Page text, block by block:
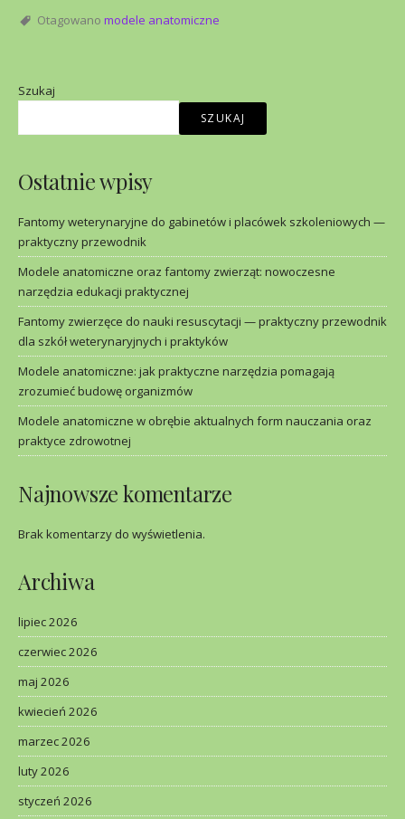
Otagowano modele anatomiczne
Szukaj
SZUKAJ
Ostatnie wpisy
Fantomy weterynaryjne do gabinetów i placówek szkoleniowych —
praktyczny przewodnik
Modele anatomiczne oraz fantomy zwierząt: nowoczesne
narzędzia edukacji praktycznej
Fantomy zwierzęce do nauki resuscytacji — praktyczny przewodnik
dla szkół weterynaryjnych i praktyków
Modele anatomiczne: jak praktyczne narzędzia pomagają
zrozumieć budowę organizmów
Modele anatomiczne w obrębie aktualnych form nauczania oraz
praktyce zdrowotnej
Najnowsze komentarze
Brak komentarzy do wyświetlenia.
Archiwa
lipiec 2026
czerwiec 2026
maj 2026
kwiecień 2026
marzec 2026
luty 2026
styczeń 2026